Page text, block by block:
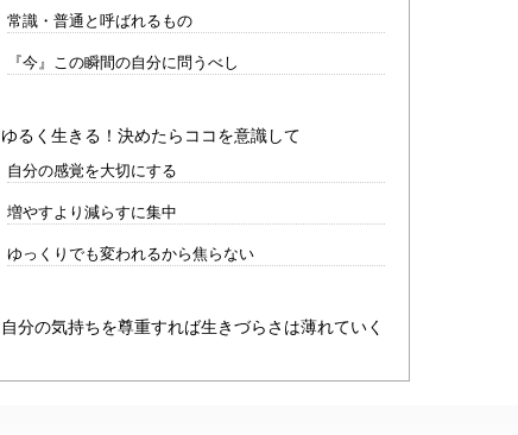
常識・普通と呼ばれるもの
『今』この瞬間の自分に問うべし
ゆるく生きる！決めたらココを意識して
自分の感覚を大切にする
増やすより減らすに集中
ゆっくりでも変われるから焦らない
自分の気持ちを尊重すれば生きづらさは薄れていく